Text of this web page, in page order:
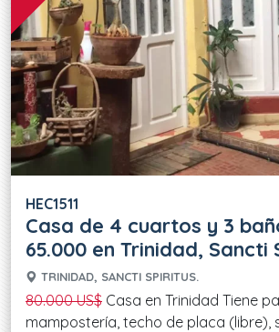
HEC1511
Casa de 4 cuartos y 3
65.000 en Trinidad, Sancti
TRINIDAD, SANCTI SPIRITUS.
80.000 US$ Casa en Trinidad Tiene
mampostería, techo de placa (libre),